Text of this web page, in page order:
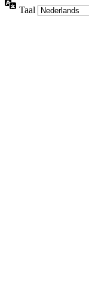
Taal